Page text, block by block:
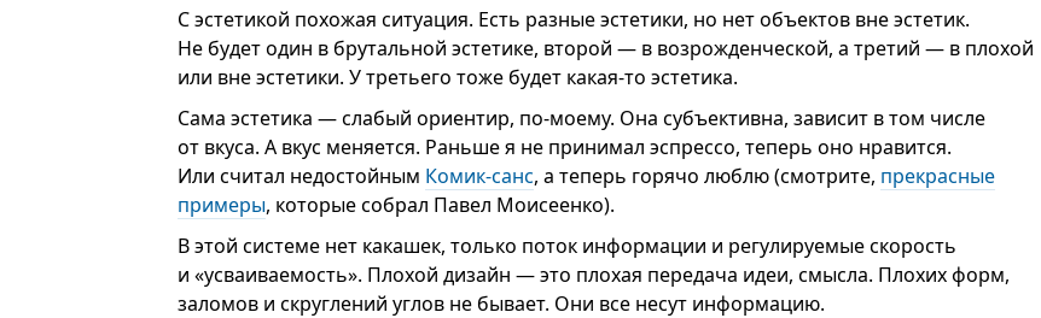
С эстетикой похожая ситуация. Есть разные эстетики, но нет объектов вне эстетик.
Не будет один в брутальной эстетике, второй — в возрожденческой, а третий — в плохой
или вне эстетики. У третьего тоже будет какая-то эстетика.
Сама эстетика — слабый ориентир, по-моему. Она субъективна, зависит в том числе
от вкуса. А вкус меняется. Раньше я не принимал эспрессо, теперь оно нравится.
Или считал недостойным Комик-санс, а теперь горячо люблю (смотрите, прекрасные
примеры, которые собрал Павел Моисеенко).
В этой системе нет какашек, только поток информации и регулируемые скорость
и «усваиваемость». Плохой дизайн — это плохая передача идеи, смысла. Плохих форм,
заломов и скруглений углов не бывает. Они все несут информацию.